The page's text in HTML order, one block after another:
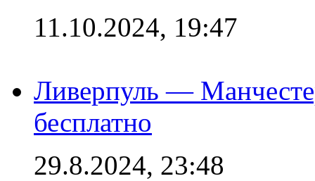
11.10.2024, 19:47
Ливерпуль —
бесплатно
29.8.2024, 23:48